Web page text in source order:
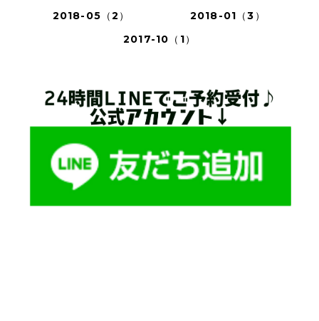
2018-05（2）
2018-01（3）
2017-10（1）